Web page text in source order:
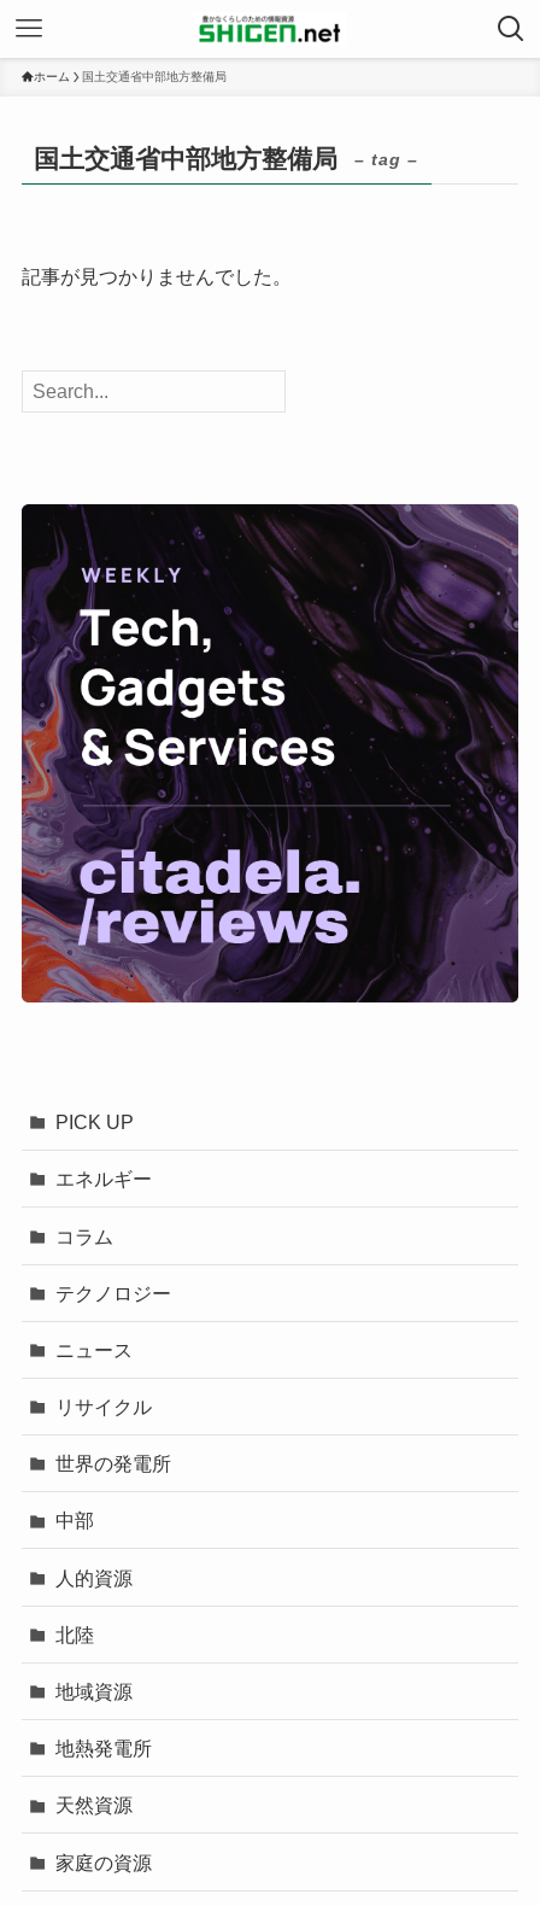
ホーム 国土交通省中部地方整備局
国土交通省中部地方整備局 – tag –
記事が見つかりませんでした。
PICK UP
エネルギー
コラム
テクノロジー
ニュース
リサイクル
世界の発電所
中部
人的資源
北陸
地域資源
地熱発電所
天然資源
家庭の資源